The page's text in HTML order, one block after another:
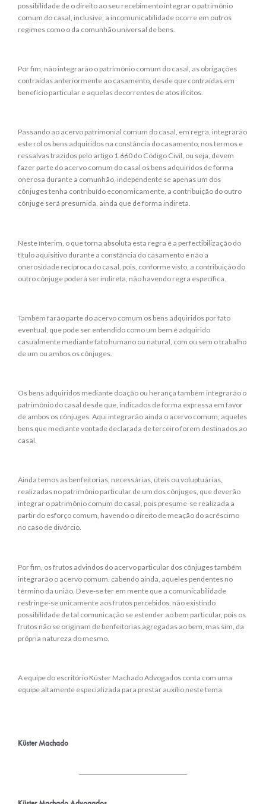
possibilidade de o direito ao seu recebimento integrar o patrimônio
comum do casal, inclusive, a incomunicabilidade ocorre em outros
regimes como o da comunhão universal de bens.
Por fim, não integrarão o patrimônio comum do casal, as obrigações
contraídas anteriormente ao casamento, desde que contraídas em
benefício particular e aquelas decorrentes de atos ilícitos.
Passando ao acervo patrimonial comum do casal, em regra, integrarão
este rol os bens adquiridos na constância do casamento, nos termos e
ressalvas trazidos pelo artigo 1.660 do Código Civil, ou seja, devem
fazer parte do acervo comum do casal os bens adquiridos de forma
onerosa durante a comunhão, independente se apenas um dos
cônjuges tenha contribuído economicamente, a contribuição do outro
cônjuge será presumida, ainda que de forma indireta.
Neste ínterim, o que torna absoluta esta regra é a perfectibilização do
título aquisitivo durante a constância do casamento e não a
onerosidade recíproca do casal, pois, conforme visto, a contribuição do
outro cônjuge poderá ser indireta, não havendo regra específica.
Também farão parte do acervo comum os bens adquiridos por fato
eventual, que pode ser entendido como um bem é adquirido
casualmente mediante fato humano ou natural, com ou sem o trabalho
de um ou ambos os cônjuges.
Os bens adquiridos mediante doação ou herança também integrarão o
patrimônio do casal desde que, indicados de forma expressa em favor
de ambos os cônjuges. Aqui integrarão ainda o acervo comum, aqueles
bens que mediante vontade declarada de terceiro forem destinados ao
casal.
Ainda temos as benfeitorias, necessárias, úteis ou voluptuárias,
realizadas no patrimônio particular de um dos cônjuges, que deverão
integrar o patrimônio comum do casal, pois presume-se realizada a
partir do esforço comum, havendo o direito de meação do acréscimo
no caso de divórcio.
Por fim, os frutos advindos do acervo particular dos cônjuges também
integrarão o acervo comum, cabendo ainda, aqueles pendentes no
término da união. Deve-se ter em mente que a comunicabilidade
restringe-se unicamente aos frutos percebidos, não existindo
possibilidade de tal comunicação se estender ao bem particular, pois os
frutos não se originam de benfeitorias agregadas ao bem, mas sim, da
própria natureza do mesmo.
A equipe do escritório Küster Machado Advogados conta com uma
equipe altamente especializada para prestar auxílio neste tema.
Küster Machado